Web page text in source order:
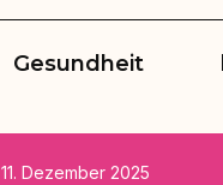
Gesundheit
11. Dezember 2025